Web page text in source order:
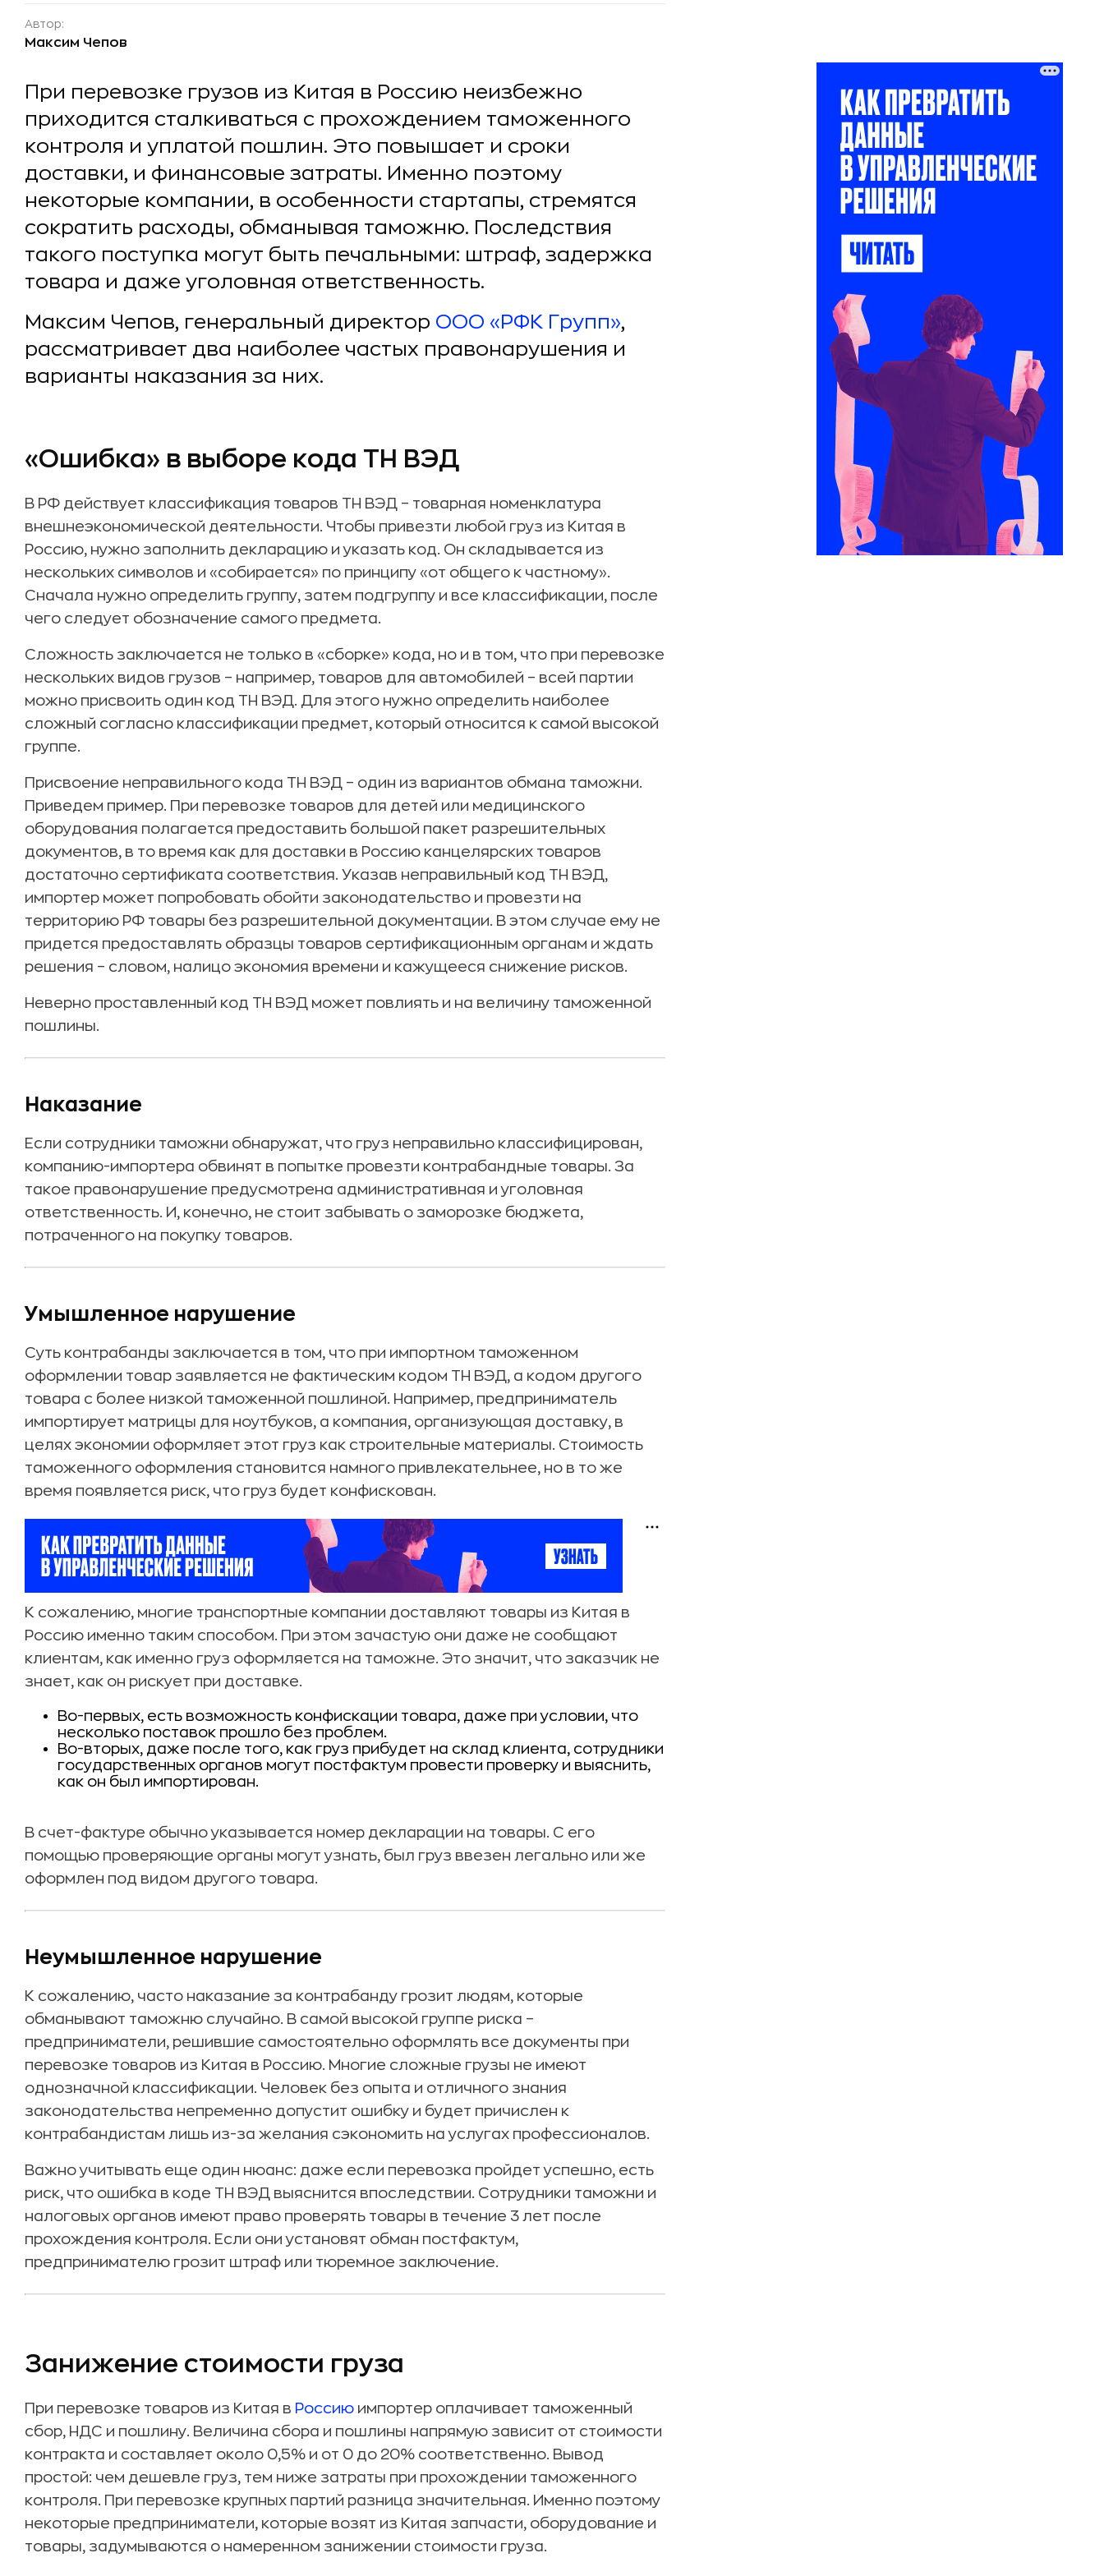
Автор:
Максим Чепов
При перевозке грузов из Китая в Россию неизбежно
приходится сталкиваться с прохождением таможенного
контроля и уплатой пошлин. Это повышает и сроки
доставки, и финансовые затраты. Именно поэтому
некоторые компании, в особенности стартапы, стремятся
сократить расходы, обманывая таможню. Последствия
такого поступка могут быть печальными: штраф, задержка
товара и даже уголовная ответственность.
Максим Чепов, генеральный директор ООО «РФК Групп»,
рассматривает два наиболее частых правонарушения и
варианты наказания за них.
«Ошибка» в выборе кода ТН ВЭД
В РФ действует классификация товаров ТН ВЭД – товарная номенклатура
внешнеэкономической деятельности. Чтобы привезти любой груз из Китая в
Россию, нужно заполнить декларацию и указать код. Он складывается из
нескольких символов и «собирается» по принципу «от общего к частному».
Сначала нужно определить группу, затем подгруппу и все классификации, после
чего следует обозначение самого предмета.
Сложность заключается не только в «сборке» кода, но и в том, что при перевозке
нескольких видов грузов – например, товаров для автомобилей – всей партии
можно присвоить один код ТН ВЭД. Для этого нужно определить наиболее
сложный согласно классификации предмет, который относится к самой высокой
группе.
Присвоение неправильного кода ТН ВЭД – один из вариантов обмана таможни.
Приведем пример. При перевозке товаров для детей или медицинского
оборудования полагается предоставить большой пакет разрешительных
документов, в то время как для доставки в Россию канцелярских товаров
достаточно сертификата соответствия. Указав неправильный код ТН ВЭД,
импортер может попробовать обойти законодательство и провезти на
территорию РФ товары без разрешительной документации. В этом случае ему не
придется предоставлять образцы товаров сертификационным органам и ждать
решения – словом, налицо экономия времени и кажущееся снижение рисков.
Неверно проставленный код ТН ВЭД может повлиять и на величину таможенной
пошлины.
Наказание
Если сотрудники таможни обнаружат, что груз неправильно классифицирован,
компанию-импортера обвинят в попытке провезти контрабандные товары. За
такое правонарушение предусмотрена административная и уголовная
ответственность. И, конечно, не стоит забывать о заморозке бюджета,
потраченного на покупку товаров.
Умышленное нарушение
Суть контрабанды заключается в том, что при импортном таможенном
оформлении товар заявляется не фактическим кодом ТН ВЭД, а кодом другого
товара с более низкой таможенной пошлиной. Например, предприниматель
импортирует матрицы для ноутбуков, а компания, организующая доставку, в
целях экономии оформляет этот груз как строительные материалы. Стоимость
таможенного оформления становится намного привлекательнее, но в то же
время появляется риск, что груз будет конфискован.
К сожалению, многие транспортные компании доставляют товары из Китая в
Россию именно таким способом. При этом зачастую они даже не сообщают
клиентам, как именно груз оформляется на таможне. Это значит, что заказчик не
знает, как он рискует при доставке.
Во-первых, есть возможность конфискации товара, даже при условии, что
несколько поставок прошло без проблем.
Во-вторых, даже после того, как груз прибудет на склад клиента, сотрудники
государственных органов могут постфактум провести проверку и выяснить,
как он был импортирован.
В счет-фактуре обычно указывается номер декларации на товары. С его
помощью проверяющие органы могут узнать, был груз ввезен легально или же
оформлен под видом другого товара.
Неумышленное нарушение
К сожалению, часто наказание за контрабанду грозит людям, которые
обманывают таможню случайно. В самой высокой группе риска –
предприниматели, решившие самостоятельно оформлять все документы при
перевозке товаров из Китая в Россию. Многие сложные грузы не имеют
однозначной классификации. Человек без опыта и отличного знания
законодательства непременно допустит ошибку и будет причислен к
контрабандистам лишь из-за желания сэкономить на услугах профессионалов.
Важно учитывать еще один нюанс: даже если перевозка пройдет успешно, есть
риск, что ошибка в коде ТН ВЭД выяснится впоследствии. Сотрудники таможни и
налоговых органов имеют право проверять товары в течение 3 лет после
прохождения контроля. Если они установят обман постфактум,
предпринимателю грозит штраф или тюремное заключение.
Занижение стоимости груза
При перевозке товаров из Китая в Россию импортер оплачивает таможенный
сбор, НДС и пошлину. Величина сбора и пошлины напрямую зависит от стоимости
контракта и составляет около 0,5% и от 0 до 20% соответственно. Вывод
простой: чем дешевле груз, тем ниже затраты при прохождении таможенного
контроля. При перевозке крупных партий разница значительная. Именно поэтому
некоторые предприниматели, которые возят из Китая запчасти, оборудование и
товары, задумываются о намеренном занижении стоимости груза.